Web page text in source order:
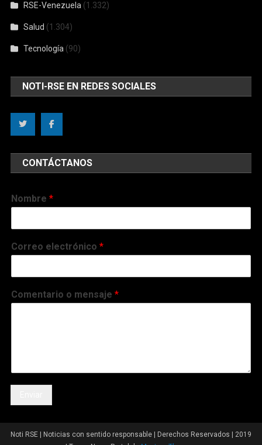
RSE-Venezuela (1.332)
Salud (1.304)
Tecnología (90)
NOTI-RSE EN REDES SOCIALES
CONTÁCTANOS
Nombre*
Correo electrónico*
Comentario o mensaje*
Noti RSE | Noticias con sentido responsable | Derechos Reservados | 2019